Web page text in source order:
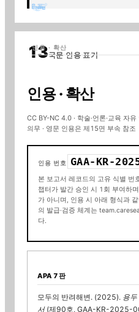
인용 · 확산
국문 인용 표기
인용 · 확산
CC BY-NC 4.0 · 학술·언론·교육 자
의무 · 영문 인용은 제15면 부속 참조
인용 번호 GAA-KR-
본 보고서 레코드의 고유 식별 번
챕터가 발간 승인 시 1회 부여하
가 아니며, 인용 시 아래 형식과
의 발급·검증 체계는
다.
APA 7판
모두의 반려해변. (2025). 용
서(제90호, GAA-KR-2025-